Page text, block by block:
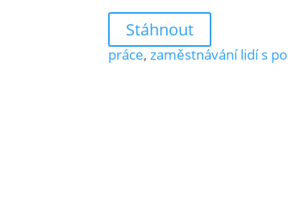
Stáhnout
práce,zaměstnávání lidí s